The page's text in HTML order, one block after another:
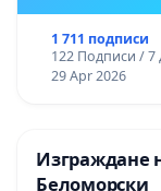
1 711 подписи
122 Подписи / 7
29 Apr 2026
Изграждане
Беломорски